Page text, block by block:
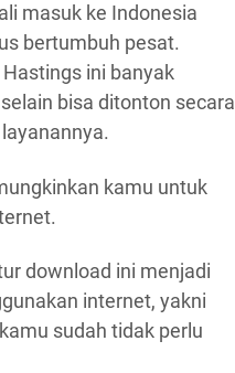
masuk ke Indonesia
bertumbuh pesat.
ini banyak
bisa ditonton secara
kamu untuk
download ini menjadi
internet, yakni
sudah tidak perlu